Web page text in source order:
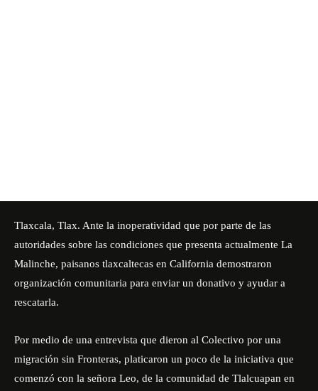
Tlaxcala, Tlax. Ante la inoperatividad que por parte de las
autoridades sobre las condiciones que presenta actualmente La
Malinche, paisanos tlaxcaltecas en California demostraron
organización comunitaria para enviar un donativo y ayudar a
rescatarla.
Por medio de una entrevista que dieron al Colectivo por una
migración sin Fronteras, platicaron un poco de la iniciativa que
comenzó con la señora Leo, de la comunidad de Tlalcuapan en